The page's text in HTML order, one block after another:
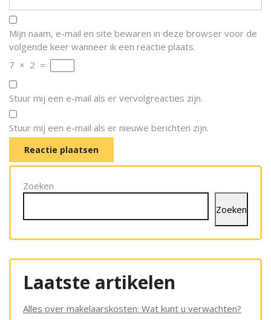
Mijn naam, e-mail en site bewaren in deze browser voor de
volgende keer wanneer ik een reactie plaats.
7 × 2 =
Stuur mij een e-mail als er vervolgreacties zijn.
Stuur mij een e-mail als er nieuwe berichten zijn.
Zoeken
Zoeken
Laatste artikelen
Alles over makelaarskosten: Wat kunt u verwachten?